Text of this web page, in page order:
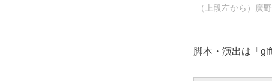
（上段左から）廣
脚本・演出は「